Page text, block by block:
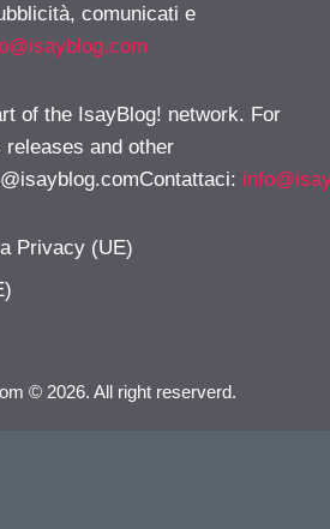
comunicati e
of the IsayBlog! network. For
and other
:
Privacy (UE)
© 2026. All right reserverd.